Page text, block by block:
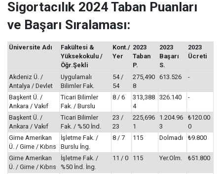
Sigortacılık 2024 Taban Puanları
ve Başarı Sıralaması:
Üniversite Adı
Fakültesi &
Yüksekokulu /
Öğr.Şekli
Kont./
Yer
2023
Taban
P.
2023
Başarı
S.
2023
Ücreti
Akdeniz Ü. /
Antalya / Devlet
Uygulamalı
Bilimler Fak.
54 /
54
275,490
8
613.526 -
Başkent Ü. /
Ankara / Vakıf
Ticari Bilimler
Fak. / Burslu
8 / 6
313,388
4
326.140 -
Başkent Ü. /
Ankara / Vakıf
Ticari Bilimler
Fak. / %50 İnd.
23 /
23
225,696
1
1.204.96
3
₺120.00
0
Girne Amerikan
Ü. / Girne / Kıbrıs
İşletme Fak. /
Burslu İng.
8 / 7 115 Dolmadı ₺9.800
Girne Amerikan
Ü. / Girne / Kıbrıs
İşletme Fak. /
%50 İnd. İng.
11 / 0 115 Yer.Olm. ₺51.800